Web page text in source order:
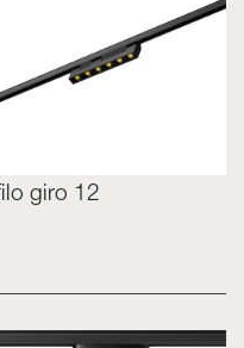
giro 12